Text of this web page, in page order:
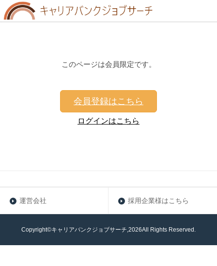
このページは会員限定です。
会員登録はこちら
ログインはこちら
運営会社 採用企業様はこちら
Copyright©キャリアバンクジョブサーチ,2026All Rights Reserved.